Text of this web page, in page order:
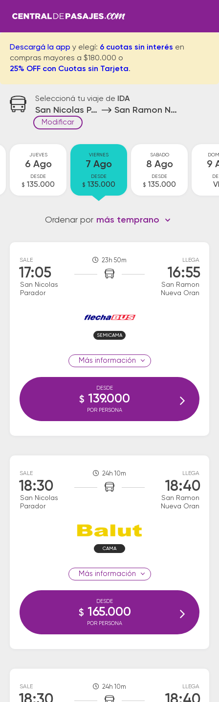
Descargá la app y elegí: 6 cuotas sin interés en
compras mayores a $180.000 o
25% OFF con Cuotas sin Tarjeta.
Seleccioná tu viaje de IDA
San Nicolas Parador San Ramon Nueva Oran
Modificar
JUEVES
6 Ago
DESDE
$ 135.000
VIERNES
7 Ago
DESDE
$ 135.000
SABADO
8 Ago
DESDE
$ 135.000
9
Ordenar por más temprano
SALE
17:05
San Nicolas
Parador
23h 50m LLEGA
16:55
San Ramon
Nueva Oran
SEMICAMA
información
DESDE
$ 139.000
POR PERSONA
SALE
18:30
San Nicolas
Parador
24h 10m LLEGA
18:40
San Ramon
Nueva Oran
CAMA
información
DESDE
$ 165.000
POR PERSONA
SALE 24h 10m LLEGA